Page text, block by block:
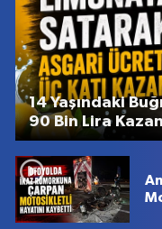
14 Yaşındaki
90 Bin Lira